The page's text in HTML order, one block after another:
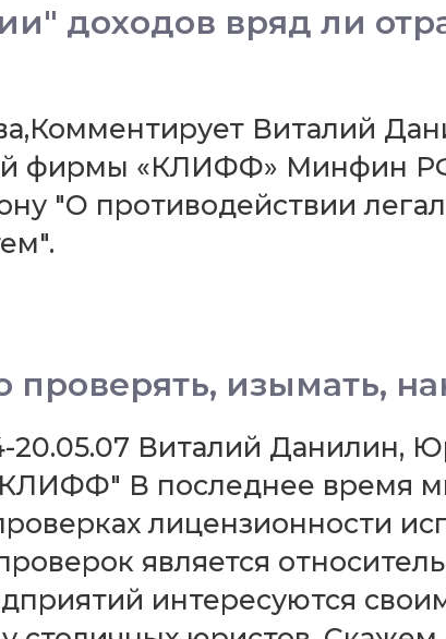
доходов вряд ли
Виталий
фирмы «КЛИФФ» Минфин
"О противодействии
изымать,
20.05.07 Виталий Данилин,
В последнее время
лицензионности
является
интересуются